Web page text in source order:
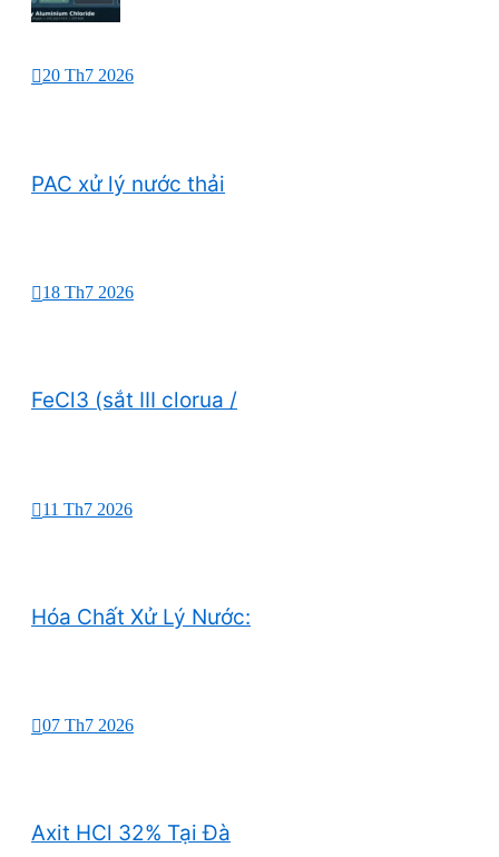
20 Th7 2026
PAC xử lý nước thải
18 Th7 2026
FeCl3 (sắt III clorua /
11 Th7 2026
Hóa Chất Xử Lý Nước:
07 Th7 2026
Axit HCl 32% Tại Đà